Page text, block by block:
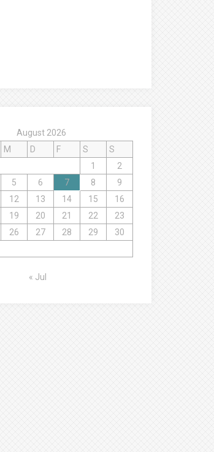
August 2026
M D F S
S
1
2
5 6 7 8
9
12 13 14 15
16
19 20 21 22
23
26 27 28 29
30
« Jul